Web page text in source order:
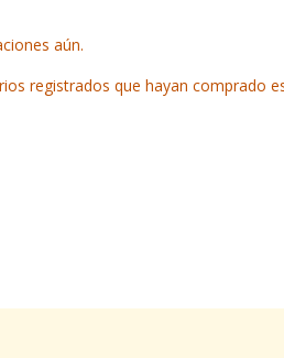
aún.
registrados que hayan comprado